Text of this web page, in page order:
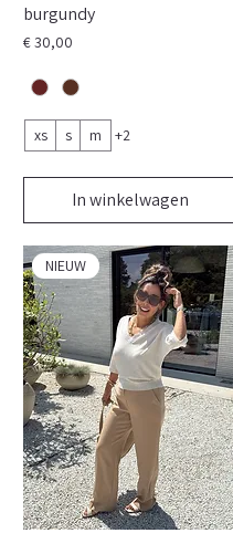
burgundy
Prijs
€ 30,00
xs s m +2
In winkelwagen
NIEUW